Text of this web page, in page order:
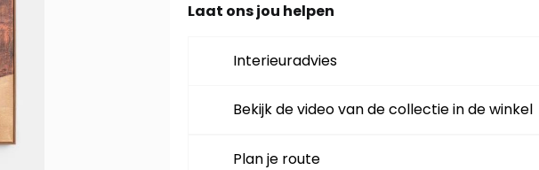
Laat ons jou helpen
Interieuradvies
Bekijk de video van de collectie in de winkel
Plan je route